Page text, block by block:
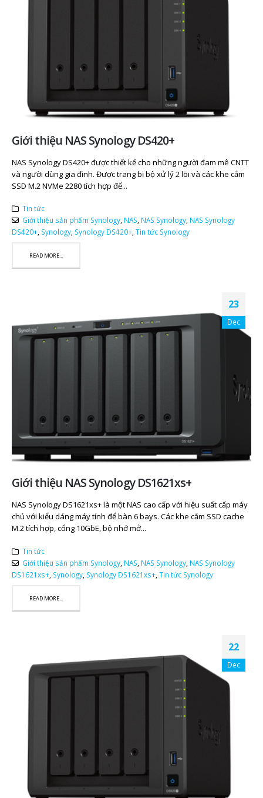
Giới thiệu NAS Synology DS420+
NAS Synology DS420+ được thiết kế cho những người đam mê CNTT
và người dùng gia đình. Được trang bị bộ xử lý 2 lõi và các khe cắm
SSD M.2 NVMe 2280 tích hợp để...
Tin tức
Giới thiệu sản phẩm Synology, NAS, NAS Synology, NAS Synology
DS420+, Synology, Synology DS420+, Tin tức Synology
READ MORE...
23
Dec
Giới thiệu NAS Synology DS1621xs+
NAS Synology DS1621xs+ là một NAS cao cấp với hiệu suất cấp máy
chủ với kiểu dáng máy tính để bàn 6 bays. Các khe cắm SSD cache
M.2 tích hợp, cổng 10GbE, bộ nhớ mở...
Tin tức
Giới thiệu sản phẩm Synology, NAS NAS Synology, NAS Synology
DS1621xs+ Synology Synology DS1621xs+ Tin tức Synology
READ MORE...
22
Dec